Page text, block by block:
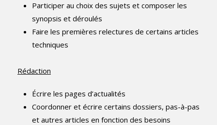
Participer au choix des sujets et composer les
synopsis et déroulés
Faire les premières relectures de certains articles
techniques
Rédaction
Écrire les pages d’actualités
Coordonner et écrire certains dossiers, pas-à-pas
et autres articles en fonction des besoins